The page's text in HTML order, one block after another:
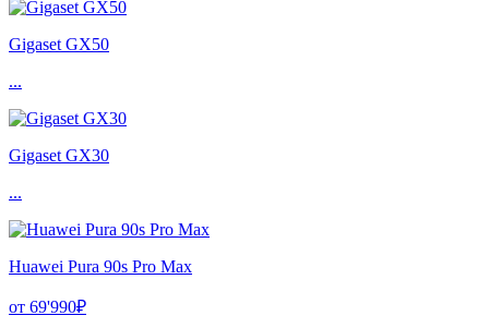
Gigaset GX50
...
Gigaset GX30
...
Huawei Pura 90s Pro Max
от 69'990₽